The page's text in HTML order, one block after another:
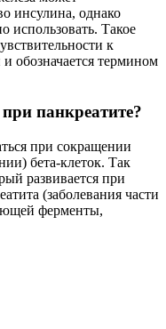
инсулина, однако
использовать. Такое
к
обозначается термином
панкреатите?
при сокращении
бета-клеток. Так
развивается при
(заболевания части
ферменты,